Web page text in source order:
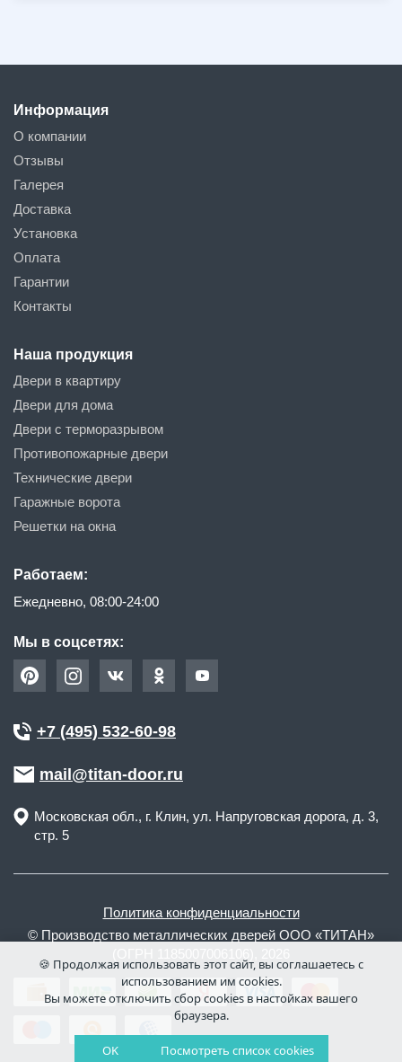
Информация
О компании
Отзывы
Галерея
Доставка
Установка
Оплата
Гарантии
Контакты
Наша продукция
Двери в квартиру
Двери для дома
Двери с терморазрывом
Противопожарные двери
Технические двери
Гаражные ворота
Решетки на окна
Работаем:
Ежедневно, 08:00-24:00
Мы в соцсетях:
+7 (495) 532-60-98
mail@titan-door.ru
Московская обл., г. Клин, ул. Напруговская дорога, д. 3,
стр. 5
Политика конфиденциальности
© Производство металлических дверей ООО «ТИТАН»
🍪 Продолжая использовать этот сайт, вы соглашаетесь с
использованием им cookies.
Вы можете отключить сбор cookies в настойках вашего
браузера.
OK Посмотреть список cookies